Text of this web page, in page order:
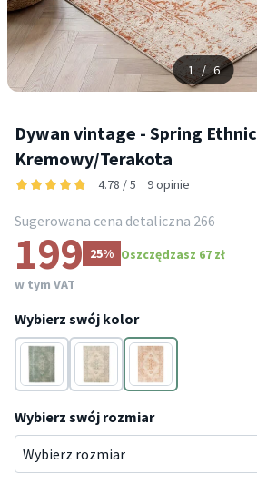
1 / 6
Dywan vintage - Spring Ethnic
Kremowy/Terakota
4.78 / 5 9 opinie
Sugerowana cena detaliczna 266
199 25% Oszczędzasz 67 zł
w tym VAT
Wybierz swój kolor
KremowyKremowyKremowy
Wybierz swój rozmiar